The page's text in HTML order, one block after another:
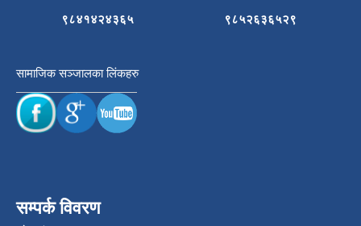
९८४१४२४३६५ ९८५२६३६५२९
सामाजिक सञ्जालका लिंकहरु
सम्पर्क विवरण